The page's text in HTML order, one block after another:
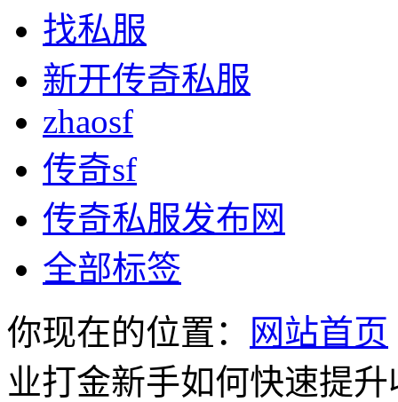
找私服
新开传奇私服
zhaosf
传奇sf
传奇私服发布网
全部标签
你现在的位置：
网站首页
业打金新手如何快速提